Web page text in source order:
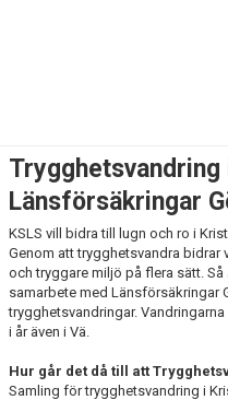
KSLS WEBBSHOP
BLI PARTNER
JOBBA HOS OSS!
FÖRÄLDER
FÖRSÄLJNING
Trygghetsvandring
Länsförsäkringar
KSLS vill bidra till lugn och ro i
Genom att trygghetsvandra bidrar
och tryggare miljö på flera sätt. Så
samarbete med Länsförsäkringar
trygghetsvandringar.
i år även i Vä.
Hur går det då till att
Samling för trygghetsvandring i